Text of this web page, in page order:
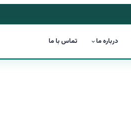
درباره ما تماس با ما